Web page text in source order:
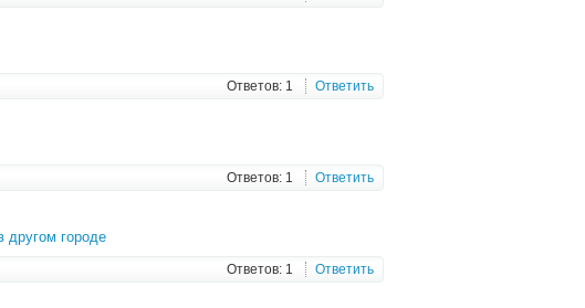
Ответов: 1 Ответить
Ответов: 1 Ответить
другом городе
Ответов: 1 Ответить